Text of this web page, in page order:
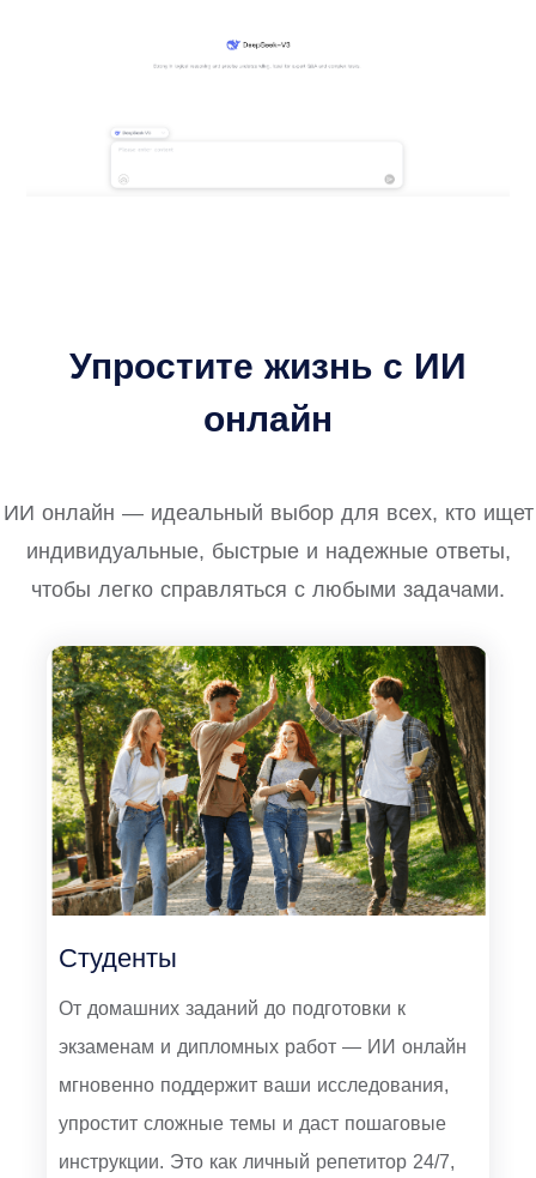
Упростите жизнь с ИИ
онлайн
ИИ онлайн — идеальный выбор для всех, кто ищет
индивидуальные, быстрые и надежные ответы,
чтобы легко справляться с любыми задачами.
Студенты
От домашних заданий до подготовки к
экзаменам и дипломных работ — ИИ онлайн
мгновенно поддержит ваши исследования,
упростит сложные темы и даст пошаговые
инструкции. Это как личный репетитор 24/7,